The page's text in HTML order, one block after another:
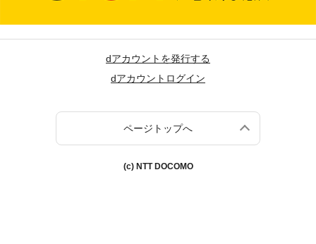
dアカウントを発行する
dアカウントログイン
ページトップへ
(c) NTT DOCOMO